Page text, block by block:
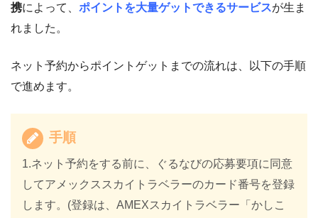
携によって、 ポイントを大量ゲットできるサービスが生ま
れました。
ネット予約からポイントゲットまでの流れは、以下の手順
で進めます。
手順
1.ネット予約をする前に、ぐるなびの応募要項に同意
してアメックススカイトラベラーのカード番号を登録
します。(登録は、AMEXスカイトラベラー「かしこ